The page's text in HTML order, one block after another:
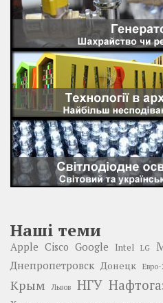
Наші теми
Apple Cisco Google Intel LG
Днепропетровск Донецк Евро-
Крым Львов НГУ